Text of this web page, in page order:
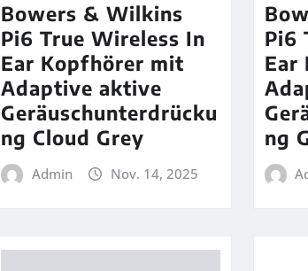
Bowers & Wilkins
Pi6 True Wireless In
Ear Kopfhörer mit
Adaptive aktive
Geräuschunterdrücku
ng Cloud Grey
Admin Nov. 14, 2025
Pi6
Ear
ng